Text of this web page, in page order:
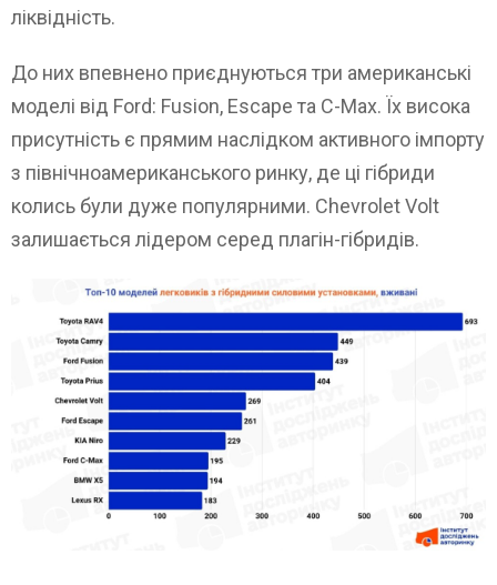
ліквідність.
До них впевнено приєднуються три американські
моделі від Ford: Fusion, Escape та C-Max. Їх висока
присутність є прямим наслідком активного імпорту
з північноамериканського ринку, де ці гібриди
колись були дуже популярними. Chevrolet Volt
залишається лідером серед плагін-гібридів.